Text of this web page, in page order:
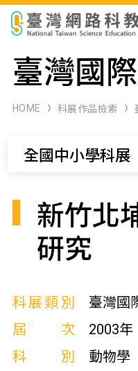
科展作品檢索
科學研習月刊
臺灣國
HOME 科展作品檢索
全國中小學科展
新竹北
研究
科展類別
臺灣國
屆次
2003年
科別
動物學